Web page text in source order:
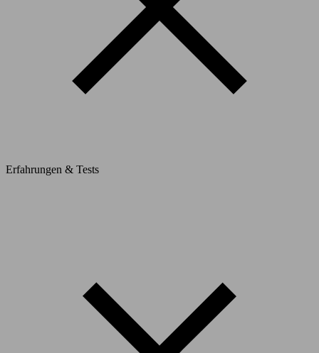
Erfahrungen & Tests